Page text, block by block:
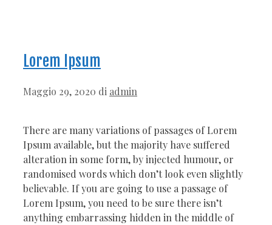
Lorem Ipsum
Maggio 29, 2020 di admin
There are many variations of passages of Lorem
Ipsum available, but the majority have suffered
alteration in some form, by injected humour, or
randomised words which don’t look even slightly
believable. If you are going to use a passage of
Lorem Ipsum, you need to be sure there isn’t
anything embarrassing hidden in the middle of